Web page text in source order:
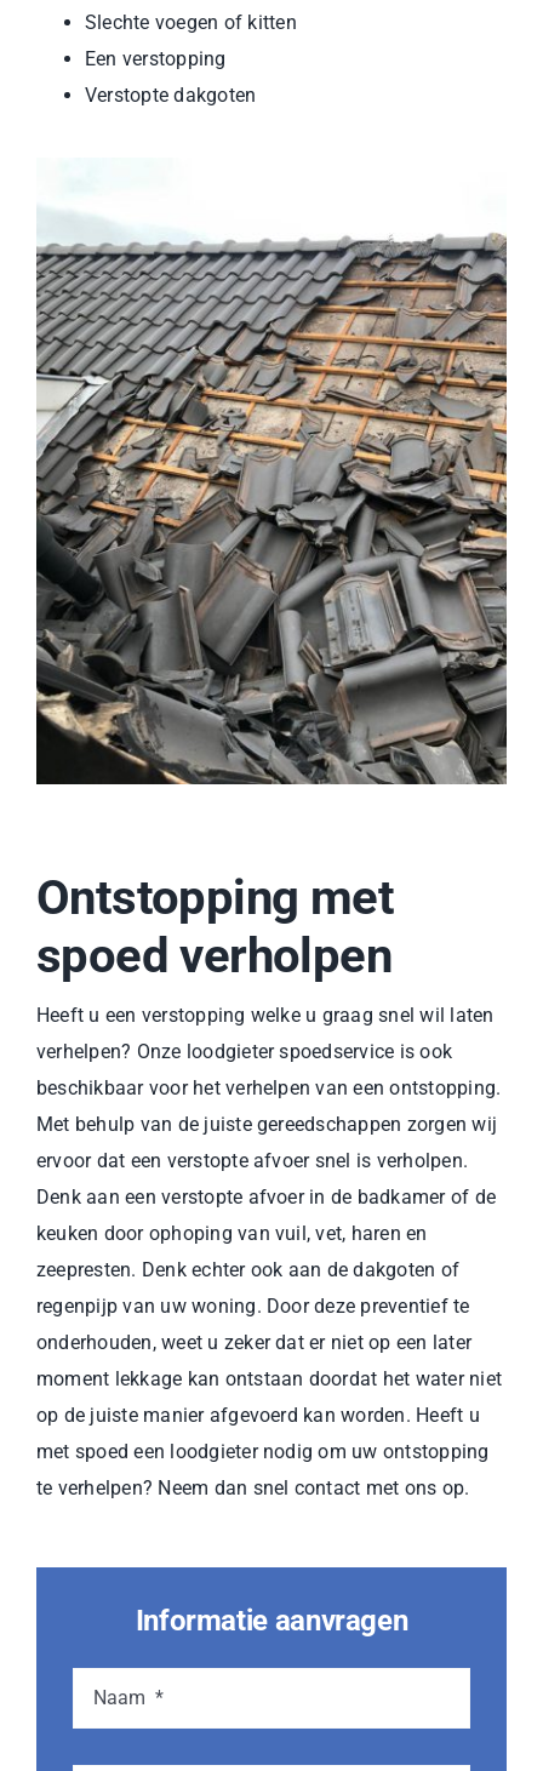
Slechte voegen of kitten
Een verstopping
Verstopte dakgoten
Ontstopping met
spoed verholpen
Heeft u een verstopping welke u graag snel wil laten
verhelpen? Onze loodgieter spoedservice is ook
beschikbaar voor het verhelpen van een ontstopping.
Met behulp van de juiste gereedschappen zorgen wij
ervoor dat een verstopte afvoer snel is verholpen.
Denk aan een verstopte afvoer in de badkamer of de
keuken door ophoping van vuil, vet, haren en
zeepresten. Denk echter ook aan de dakgoten of
regenpijp van uw woning. Door deze preventief te
onderhouden, weet u zeker dat er niet op een later
moment lekkage kan ontstaan doordat het water niet
op de juiste manier afgevoerd kan worden. Heeft u
met spoed een loodgieter nodig om uw ontstopping
te verhelpen? Neem dan snel contact met ons op.
Informatie aanvragen